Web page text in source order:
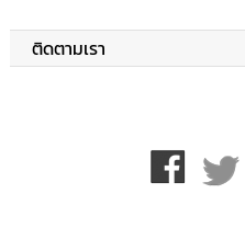
ติดตามเรา